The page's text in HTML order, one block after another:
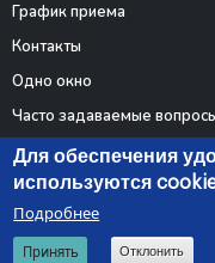
График приема
Контакты
Одно окно
Часто задаваемые
Электронные обращения
© 2026 Министерство
Для обеспечения
используются
Подробнее
Принять Отклонить